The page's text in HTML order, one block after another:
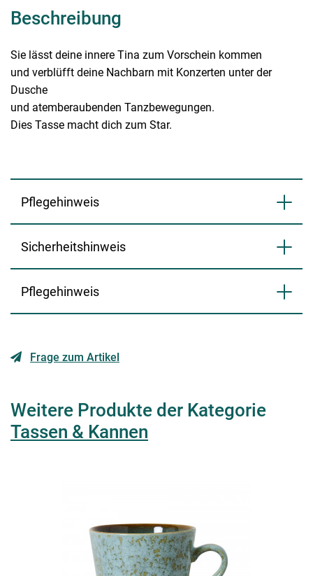
Beschreibung
Sie lässt deine innere Tina zum Vorschein kommen
und verblüfft deine Nachbarn mit Konzerten unter der
Dusche
und atemberaubenden Tanzbewegungen.
Dies Tasse macht dich zum Star.
Pflegehinweis
Sicherheitshinweis
Pflegehinweis
Frage zum Artikel
Weitere Produkte der Kategorie
Tassen & Kannen